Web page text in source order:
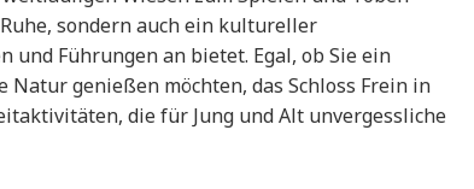
sondern auch ein kultureller
Führungen an bietet. Egal, ob Sie ein
genießen möchten, das Schloss Frein in
die für Jung und Alt unvergessliche